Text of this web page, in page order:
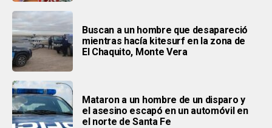
Buscan a un hombre que desapareció
mientras hacía kitesurf en la zona de
El Chaquito, Monte Vera
Mataron a un hombre de un disparo y
el asesino escapó en un automóvil en
el norte de Santa Fe